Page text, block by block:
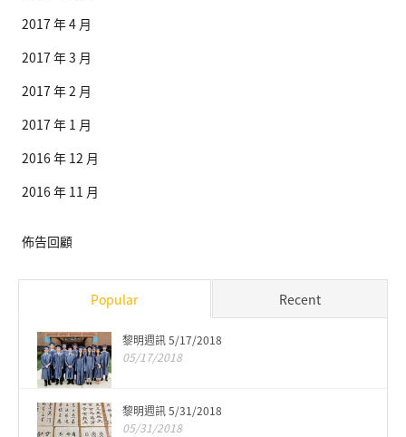
2017 年 4 月
2017 年 3 月
2017 年 2 月
2017 年 1 月
2016 年 12 月
2016 年 11 月
佈告回顧
Popular Recent
黎明週訊 5/17/2018
05/17/2018
黎明週訊 5/31/2018
05/31/2018